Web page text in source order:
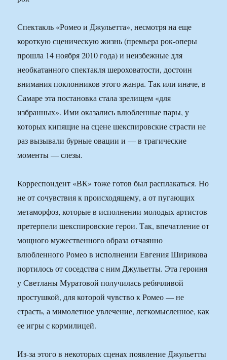
Спектакль «Ромео и Джульетта», несмотря на еще
короткую сценическую жизнь (премьера рок-оперы
прошла 14 ноября 2010 года) и неизбежные для
необкатанного спектакля шероховатости, достоин
внимания поклонников этого жанра. Так или иначе, в
Самаре эта постановка стала зрелищем «для
избранных». Ими оказались влюбленные пары, у
которых кипящие на сцене шекспировские страсти не
раз вызывали бурные овации и — в трагические
моменты — слезы.
Корреспондент «ВК» тоже готов был расплакаться. Но
не от сочувствия к происходящему, а от пугающих
метаморфоз, которые в исполнении молодых артистов
претерпели шекспировские герои. Так, впечатление от
мощного мужественного образа отчаянно
влюбленного Ромео в исполнении Евгения Ширикова
портилось от соседства с ним Джульетты. Эта героиня
у Светланы Муратовой получилась ребячливой
простушкой, для которой чувство к Ромео — не
страсть, а мимолетное увлечение, легкомысленное, как
ее игры с кормилицей.
Из-за этого в некоторых сценах появление Джульетты